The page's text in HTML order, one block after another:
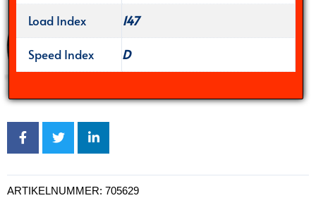
Load Index
147
Speed Index
D
ARTIKELNUMMER: 705629